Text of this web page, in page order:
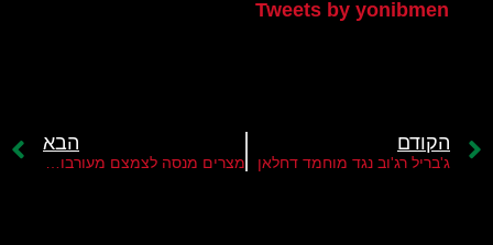
Tweets by yonibmen
הקודם
ג'בריל רג'וב נגד מוחמד דחלאן
הבא
מצרים מנסה לצמצם מעורבות קטאר ברצועה